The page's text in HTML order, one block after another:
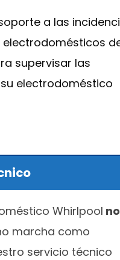
a las
electrodomésticos
supervisar las
electrodoméstico
Whirlpool no
marcha como
servicio técnico